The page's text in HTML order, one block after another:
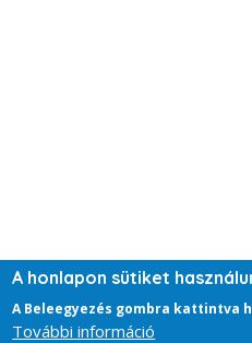
A honlapon sütiket
A Beleegyezés gombra kattintva
További információ